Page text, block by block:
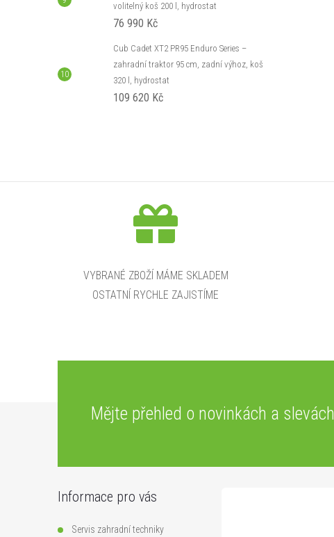
volitelný koš 200 l, hydrostat
76 990 Kč
Cub Cadet XT2 PR95 Enduro Series –
zahradní traktor 95 cm, zadní výhoz, koš
320 l, hydrostat
109 620 Kč
VYBRANÉ ZBOŽÍ MÁME SKLADEM
OSTATNÍ RYCHLE ZAJISTÍME
Mějte přehled o novinkách a slevách
Informace pro vás
Servis zahradní techniky